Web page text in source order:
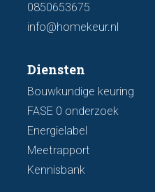
0850653675
info@homekeur.nl
Diensten
Bouwkundige keuring
FASE 0 onderzoek
Energielabel
Meetrapport
Kennisbank